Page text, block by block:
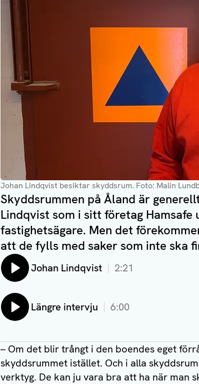
Johan Lindqvist besiktar skyddsrum. Foto: Malin
Skyddsrummen på Åland är
Lindqvist som i sitt företag
fastighetsägare. Men det
att de fylls med saker som inte ska
Lyssna på:
Johan Lindqvist 2:21
Lyssna på:
Längre intervju 6:00
– Om det blir trångt i den boendes eget
skyddsrummet istället. Och i alla
verktyg. De kan ju vara bra att ha när man